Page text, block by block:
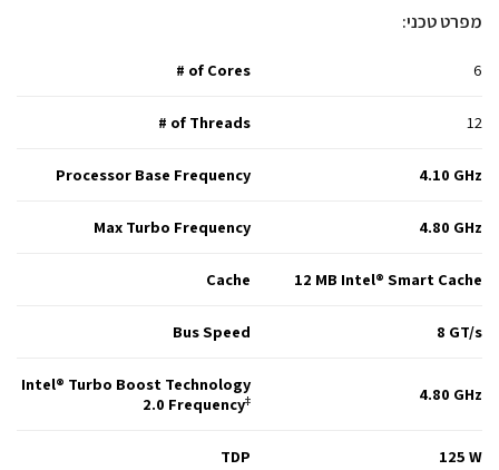
מפרט טכני:
6
# of Cores
12
# of Threads
4.10 GHz
Processor Base Frequency
4.80 GHz
Max Turbo Frequency
12 MB Intel® Smart Cache
Cache
8 GT/s
Bus Speed
4.80 GHz
Intel® Turbo Boost Technology
2.0 Frequency‡
125 W
TDP